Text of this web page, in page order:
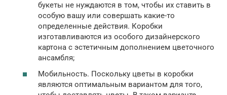
букеты не нуждаются в том, чтобы их ставить в
особую вашу или совершать какие-то
определенные действия. Коробки
изготавливаются из особого дизайнерского
картона с эстетичным дополнением цветочного
ансамбля;
Мобильность. Поскольку цветы в коробки
являются оптимальным вариантом для того,